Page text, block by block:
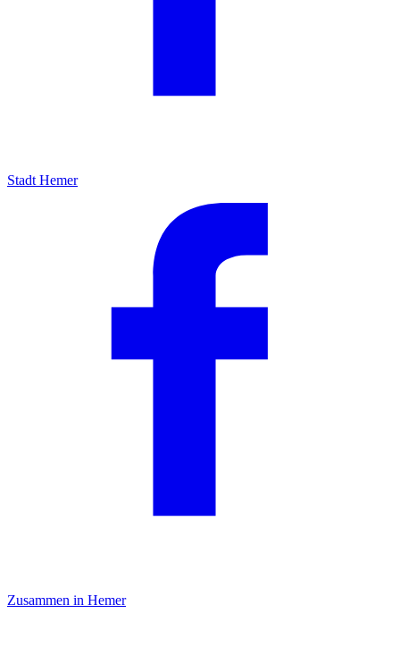
Stadt Hemer
Zusammen in Hemer